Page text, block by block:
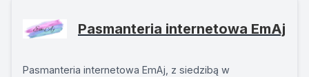
Pasmanteria internetowa EmAj
Pasmanteria internetowa EmAj, z siedzibą w